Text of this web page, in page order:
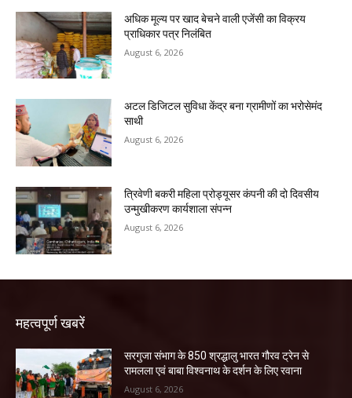
अधिक मूल्य पर खाद बेचने वाली एजेंसी का विक्रय
प्राधिकार पत्र निलंबित
August 6, 2026
अटल डिजिटल सुविधा केंद्र बना ग्रामीणों का भरोसेमंद
साथी
August 6, 2026
त्रिवेणी बकरी महिला प्रोड्यूसर कंपनी की दो दिवसीय
उन्मुखीकरण कार्यशाला संपन्न
August 6, 2026
महत्वपूर्ण खबरें
सरगुजा संभाग के 850 श्रद्धालु भारत गौरव ट्रेन से
रामलला एवं बाबा विश्वनाथ के दर्शन के लिए रवाना
August 6, 2026